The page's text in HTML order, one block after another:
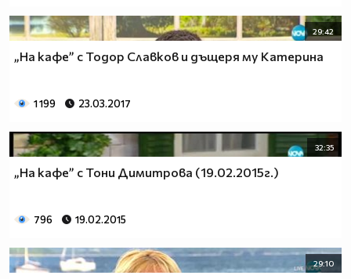
29:42
„На кафе” с Тодор Славков и дъщеря му Катерина
1 199 23.03.2017
32:35
„На кафе” с Тони Димитрова (19.02.2015г.)
796 19.02.2015
29:10